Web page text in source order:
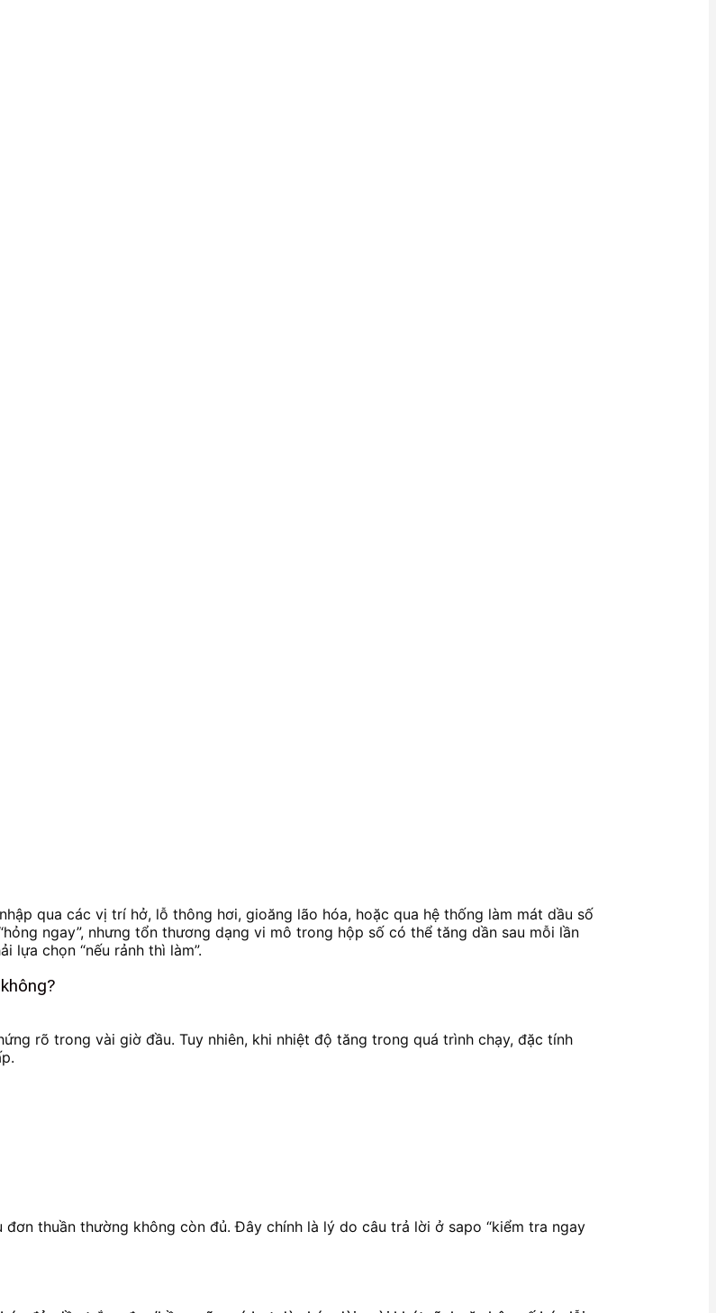
qua các vị trí hở, lỗ thông hơi, gioăng lão hóa, hoặc qua hệ thống làm mát dầu số
ngay”, nhưng tổn thương dạng vi mô trong hộp số có thể tăng dần sau mỗi lần
lựa chọn “nếu rảnh thì làm”.
rõ trong vài giờ đầu. Tuy nhiên, khi nhiệt độ tăng trong quá trình chạy, đặc tính
thuần thường không còn đủ. Đây chính là lý do câu trả lời ở sapo “kiểm tra ngay